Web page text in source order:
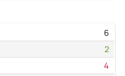
6
2
4